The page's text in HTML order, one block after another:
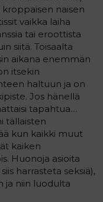
kroppaisen naisen
vaikka laiha
tai eroottista
siitä. Toisaalta
aikana enemmän
itsekin
haltuun ja on
Jos hänellä
tapahtua....
tällaisten
kun kaikki muut
kaiken
Huonoja asioita
harrasteta seksiä),
ja niin luodulta